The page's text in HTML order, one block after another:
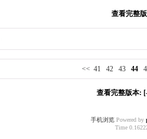
查看完整
<< 41 42 43 44
查看完整版本:
手机浏览Powered by
Time